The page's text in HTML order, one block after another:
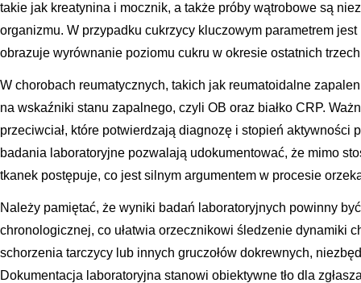
takie jak kreatynina i mocznik, a także próby wątrobowe są
organizmu. W przypadku cukrzycy kluczowym parametrem
obrazuje wyrównanie poziomu cukru w okresie ostatnich
W chorobach reumatycznych, takich jak reumatoidalne
na wskaźniki stanu zapalnego, czyli OB oraz białko CRP.
przeciwciał, które potwierdzają diagnozę i stopień aktywności
badania laboratoryjne pozwalają udokumentować, że mimo
tkanek postępuje, co jest silnym argumentem w procesie
Należy pamiętać, że wyniki badań laboratoryjnych powinny
chronologicznej, co ułatwia orzecznikowi śledzenie dynamiki
schorzenia tarczycy lub innych gruczołów dokrewnych,
Dokumentacja laboratoryjna stanowi obiektywne tło dla